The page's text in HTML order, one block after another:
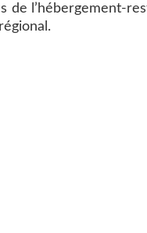
de l’hébergement-